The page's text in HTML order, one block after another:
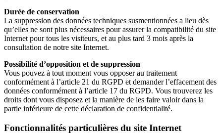
Durée de conservation
La suppression des données techniques susmentionnées a lieu dès
qu’elles ne sont plus nécessaires pour assurer la compatibilité du site
Internet pour tous les visiteurs, et au plus tard 3 mois après la
consultation de notre site Internet.
Possibilité d’opposition et de suppression
Vous pouvez à tout moment vous opposer au traitement
conformément à l’article 21 du RGPD et demander l’effacement des
données conformément à l’article 17 du RGPD. Vous trouverez les
droits dont vous disposez et la manière de les faire valoir dans la
partie inférieure de cette déclaration de confidentialité.
Fonctionnalités particulières du site Internet